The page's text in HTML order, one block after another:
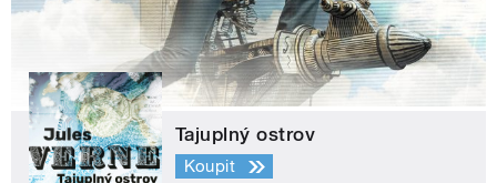
Tajuplný ostrov
Koupit